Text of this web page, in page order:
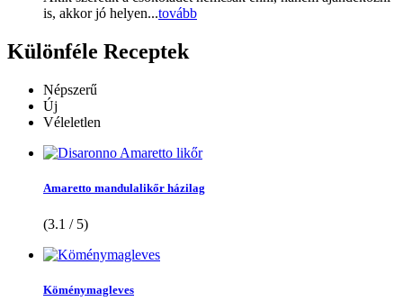
is, akkor jó helyen...tovább
Különféle Receptek
Népszerű
Új
Véleletlen
Amaretto mandulalikőr házilag
(3.1 / 5)
Köménymagleves